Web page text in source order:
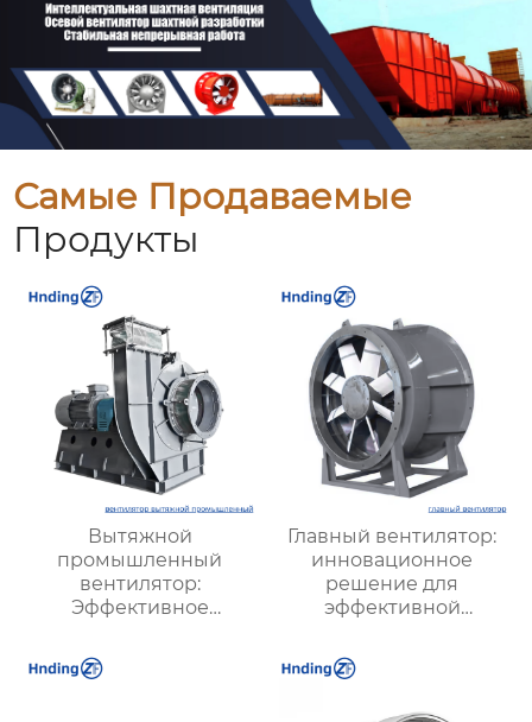
Самые Продаваемые
Продукты
Вытяжной
промышленный
вентилятор:
Эффективное
надежной вентиляции
Главный вентилятор:
инновационное
решение для
эффективной
оптимизации работы